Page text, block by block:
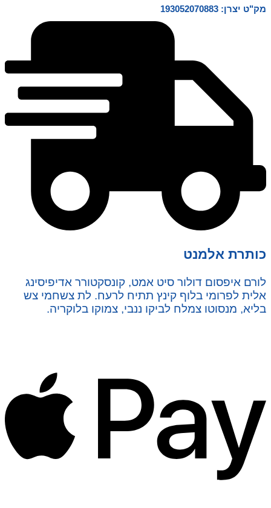
שזה מטורף כוח ירי: נהלו קרב מטורף ופוצצו יריבים עד
למרחק של עד 27 מטר עם הבלסטר העוצמתי הזה
66 חצים נוספים עם 3 יחידות אחסון חצים מודולריות
Air Pocket Technology Darts: כולל 72 Air Pocket
Technology Darts עבור פיצוץ נוסף, מהיר יותר ומדויק
יותר Blaster מטורף: התלהבות מה-X-Shot Insanity
Mad Mega Barrel Blaster לא לילדים מתחת לגיל 3
מק"ט יצרן: 193052070883
כותרת אלמנט
לורם איפסום דולור סיט אמט, קונסקטורר אדיפיסינג
אלית לפרומי בלוף קינץ תתיח לרעח. לת צשחמי צש
בליא, מנסוטו צמלח לביקו ננבי, צמוקו בלוקריה.